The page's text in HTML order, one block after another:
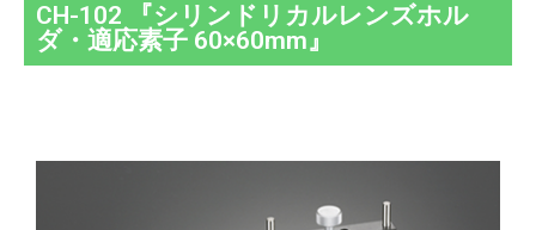
CH-102 『シリンドリカルレンズホル
ダ・適応素子 60×60mm』